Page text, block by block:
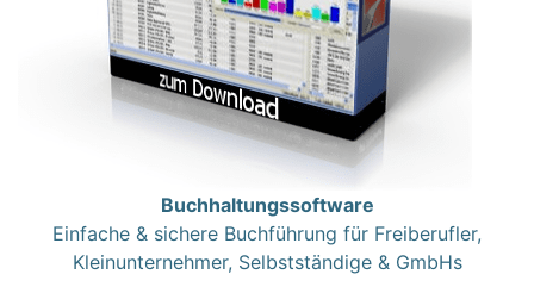
Buchhaltungssoftware
Einfache & sichere Buchführung für Freiberufler,
Kleinunternehmer, Selbstständige & GmbHs